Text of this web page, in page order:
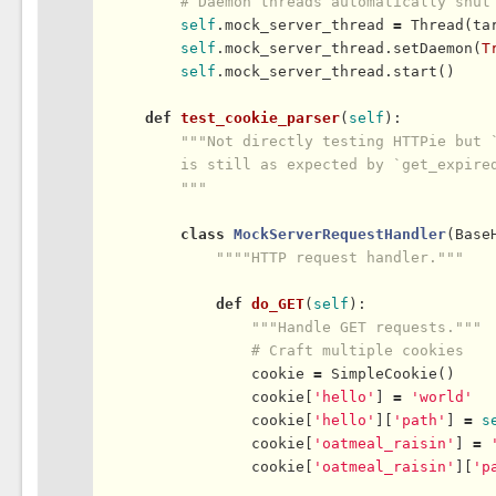
self .mock_server_thread = Thread
self .mock_server_thread. setDaemon (
self .mock_server_thread. start ()
def test_cookie_parser( self ):
"""Not directly testing HTTPie but
is still as expected by
        """
class MockServerRequestHandler(
""""HTTP request handler."""
def do_GET( self ):
"""Handle GET requests."""
# Craft multiple cookies
                cookie
= SimpleCookie ()
                cookie[
'hello' =
'world'
                cookie[
'hello' 'path' =
                cookie[
'oatmeal_raisin' =
                cookie[
'oatmeal_raisin'